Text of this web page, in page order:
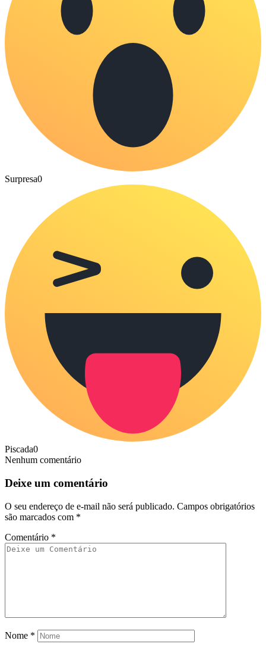
Surpresa0
Piscada0
Nenhum comentário
Deixe um comentário
O seu endereço de e-mail não será publicado. Campos obrigatórios
são marcados com *
Comentário *
Nome *